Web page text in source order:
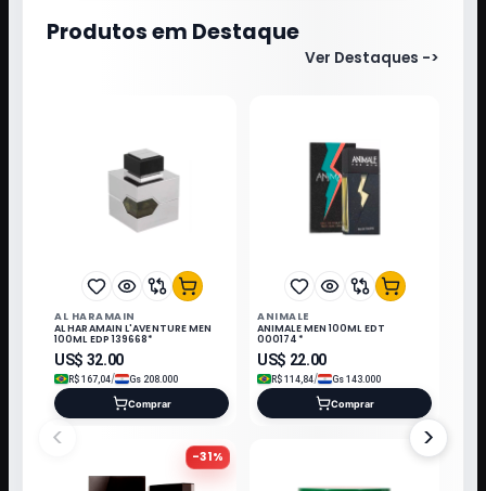
Produtos em Destaque
Ver Destaques ->
<
AL HARAMAIN
AL HARAMAIN L'AVENTURE MEN
100ML EDP 139668*
US$ 32.00
R$ 167,04/ Gs 208.000
Comprar
ANIMALE
ANIMALE MEN 100ML EDT
000174*
US$ 22.00
R$ 114,84/ Gs 143.000
Comprar
-31%
>